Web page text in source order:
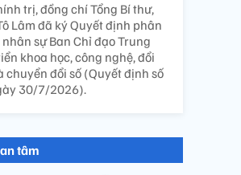
trị, đồng chí Tổng Bí thư,
Lâm đã ký Quyết định phân
sự Ban Chỉ đạo Trung
khoa học, công nghệ, đổi
chuyển đổi số (Quyết định số
30/7/2026).
tâm